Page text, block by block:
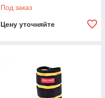
Под заказ
Цену уточняйте